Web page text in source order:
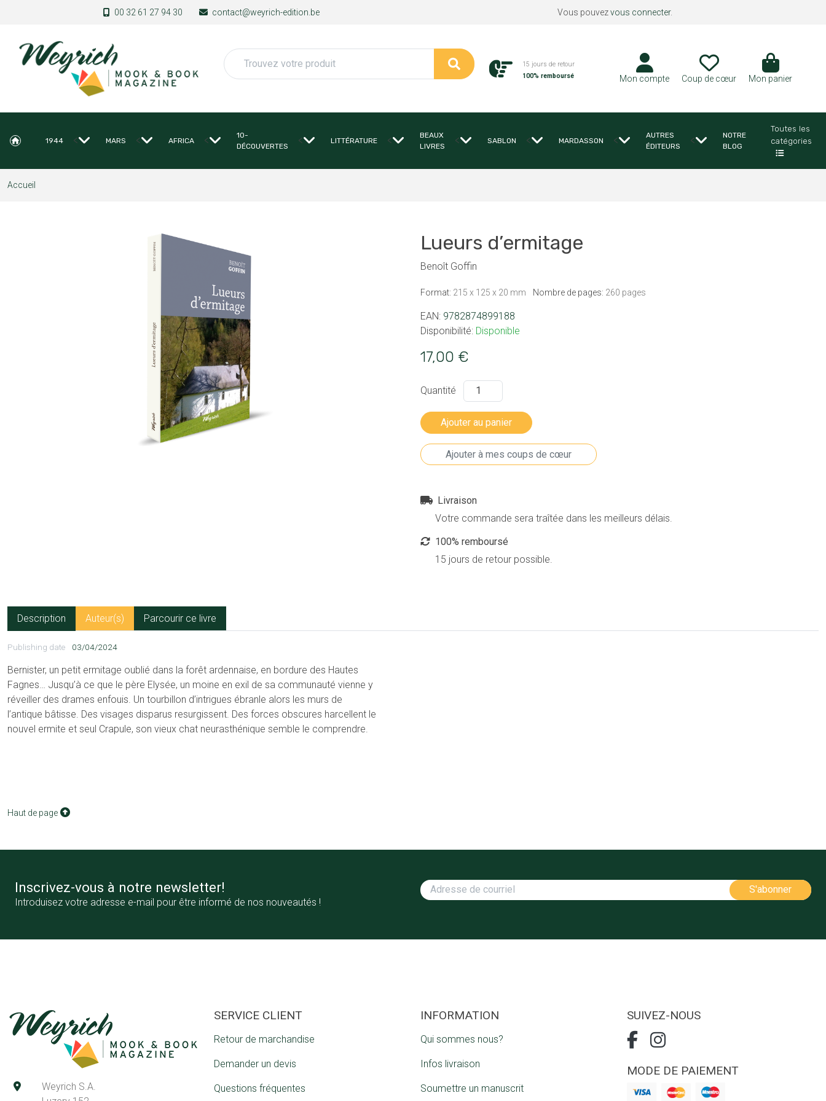
Aller au contenu principal 00 32 61 27 94 30 contact@weyrich-edition.be Vous pouvezvous connecter.
Rechercher
15 jours de retour
100% remboursé
Mon compte Coup de cœur Mon panier
1944 < MARS < AFRICA <
10-
DÉCOUVERTES
< LITTÉRATURE <
BEAUX
LIVRES
< SABLON < MARDASSON <
AUTRES
ÉDITEURS
<
NOTRE
BLOG
Toutes les
catégories
Accueil
Lueurs d’ermitage
Benoît Goffin
Format: 215 x 125 x 20 mm Nombre de pages: 260 pages
EAN: 9782874899188
Disponibilité: Disponible
17,00 €
Quantité
Livraison
Votre commande sera traîtée dans les meilleurs délais.
100% remboursé
15 jours de retour possible.
Description Auteur(s) Parcourir ce livre
Publishing date 03/04/2024
Bernister, un petit ermitage oublié dans la forêt ardennaise, en bordure des Hautes
Fagnes… Jusqu’à ce que le père Elysée, un moine en exil de sa communauté vienne y
réveiller des drames enfouis. Un tourbillon d’intrigues ébranle alors les murs de
l’antique bâtisse. Des visages disparus resurgissent. Des forces obscures harcellent le
nouvel ermite et seul Crapule, son vieux chat neurasthénique semble le comprendre.
Haut de page
Inscrivez-vous à notre newsletter!
Introduisez votre adresse e-mail pour être informé de nos nouveautés !
Weyrich S.A.
SERVICE CLIENT
Retour de marchandise
Demander un devis
Questions fréquentes
INFORMATION
Qui sommes nous?
Infos livraison
Soumettre un manuscrit
SUIVEZ-NOUS
MODE DE PAIEMENT